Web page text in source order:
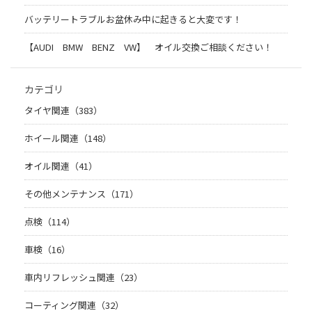
バッテリートラブルお盆休み中に起きると大変です！
【AUDI BMW BENZ VW】 オイル交換ご相談ください！
カテゴリ
タイヤ関連（383）
ホイール関連（148）
オイル関連（41）
その他メンテナンス（171）
点検（114）
車検（16）
車内リフレッシュ関連（23）
コーティング関連（32）